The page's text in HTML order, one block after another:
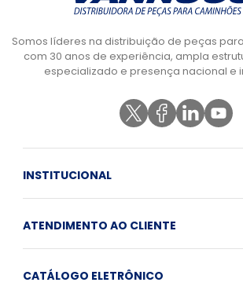
Somos líderes na distribuição de peças
com 30 anos de experiência, ampla
especializado e presença nacional e
INSTITUCIONAL
ATENDIMENTO AO CLIENTE
CATÁLOGO ELETRÔNICO